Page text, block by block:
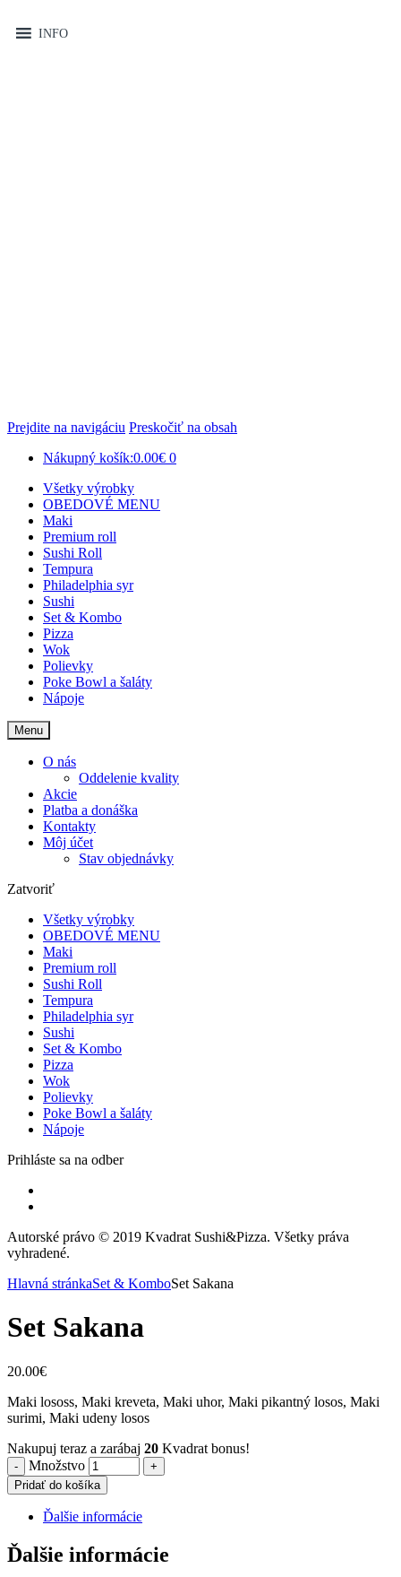
INFO
Prejdite na navigáciu Preskočiť na obsah
Nákupný košík:0.00€ 0
Všetky výrobky
OBEDOVÉ MENU
Maki
Premium roll
Sushi Roll
Tempura
Philadelphia syr
Sushi
Set & Kombo
Pizza
Wok
Polievky
Poke Bowl a šaláty
Nápoje
Menu
O nás
Oddelenie kvality
Akcie
Platba a donáška
Kontakty
Môj účet
Stav objednávky
Zatvoriť
Všetky výrobky
OBEDOVÉ MENU
Maki
Premium roll
Sushi Roll
Tempura
Philadelphia syr
Sushi
Set & Kombo
Pizza
Wok
Polievky
Poke Bowl a šaláty
Nápoje
Prihláste sa na odber
Autorské právo © 2019 Kvadrat Sushi&Pizza. Všetky práva
vyhradené.
Hlavná stránkaSet & KomboSet Sakana
Set Sakana
20.00€
Maki lososs, Maki kreveta, Maki uhor, Maki pikantný losos, Maki
surimi, Maki udeny losos
Nakupuj teraz a zarábaj 20 Kvadrat bonus!
Množstvo
Pridať do košíka
Ďalšie informácie
Ďalšie informácie